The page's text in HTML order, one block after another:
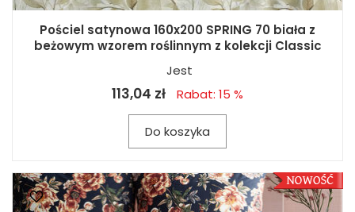
Pościel satynowa 160x200 SPRING 70 biała z
beżowym wzorem roślinnym z kolekcji Classic
Jest
113,04 zł Rabat: 15 %
Do koszyka